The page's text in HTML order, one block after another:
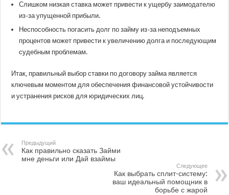
Слишком низкая ставка может привести к ущербу заимодателю
из-за упущенной прибыли.
Неспособность погасить долг по займу из-за неподъемных
процентов может привести к увеличению долга и последующим
судебным проблемам.
Итак, правильный выбор ставки по договору займа является
ключевым моментом для обеспечения финансовой устойчивости
и устранения рисков для юридических лиц.
Предыдущий
Как правильно сказать Займи
мне деньги или Дай взаймы
Следующее
Как выбрать сплит-систему:
ваш идеальный помощник в
борьбе с жарой